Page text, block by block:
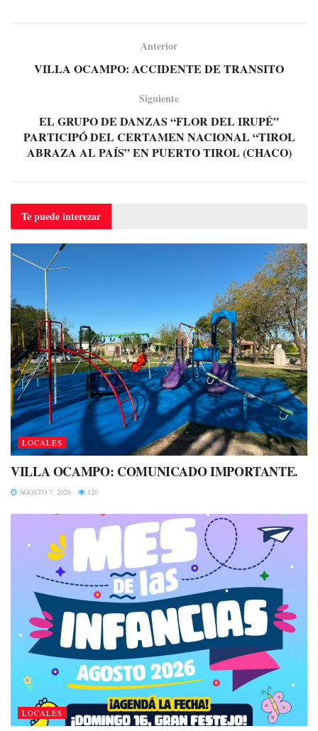
Anterior
VILLA OCAMPO: ACCIDENTE DE TRANSITO
Siguiente
EL GRUPO DE DANZAS “FLOR DEL IRUPÉ”
PARTICIPÓ DEL CERTAMEN NACIONAL “TIROL
ABRAZA AL PAÍS” EN PUERTO TIROL (CHACO)
Te puedeinterezar
LOCALES
VILLA OCAMPO: COMUNICADO IMPORTANTE.
AGOSTO 7, 2026 120
LOCALES